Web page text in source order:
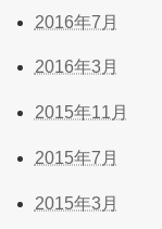
2016年7月
2016年3月
2015年11月
2015年7月
2015年3月